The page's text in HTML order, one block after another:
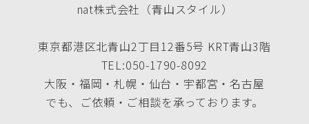
nat株式会社（青山スタイル）
東京都港区北青山2丁目12番5号 KRT青山3階
TEL:050-1790-8092
大阪・福岡・札幌・仙台・宇都宮・名古屋
でも、ご依頼・ご相談を承っております。